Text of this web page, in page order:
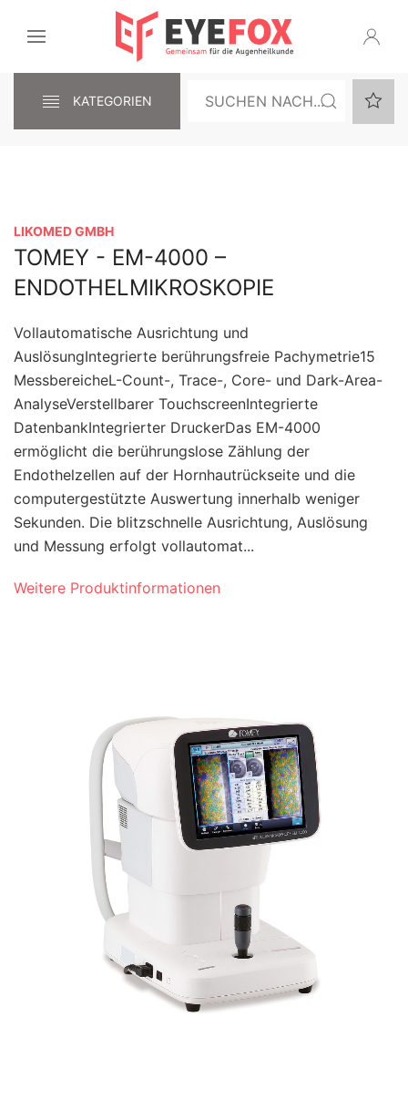
KATEGORIEN
LIKOMED GMBH
TOMEY - EM-4000 –
ENDOTHELMIKROSKOPIE
Vollautomatische Ausrichtung und
AuslösungIntegrierte berührungsfreie Pachymetrie15
MessbereicheL-Count-, Trace-, Core- und Dark-Area-
AnalyseVerstellbarer TouchscreenIntegrierte
DatenbankIntegrierter DruckerDas EM-4000
ermöglicht die berührungslose Zählung der
Endothelzellen auf der Hornhautrückseite und die
computergestützte Auswertung innerhalb weniger
Sekunden. Die blitzschnelle Ausrichtung, Auslösung
und Messung erfolgt vollautomat...
Weitere Produktinformationen